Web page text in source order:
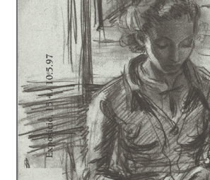
El meu compte
Finalitzar compra
Novetats
Payment
Protecció de dades